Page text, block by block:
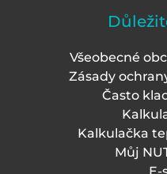
Všeobecné
Zásady
Často
Kalkulačka
Můj
E-